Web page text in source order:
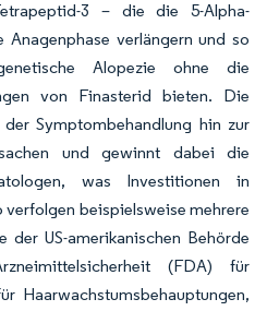
3 – die die 5-Alpha-
Anagenphase verlängern und so
Alopezie ohne die
von Finasterid bieten. Die
Symptombehandlung hin zur
und gewinnt dabei die
was Investitionen in
verfolgen beispielsweise mehrere
der US-amerikanischen Behörde
(FDA) für
Haarwachstumsbehauptungen,